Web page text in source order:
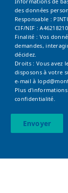
des données
Responsable :
CIF/NIF : A46218210
Finalité : Vos
demandes,
décidez.
Droits : Vous avez
disposons à votre
e-mail à
Plus
confidentialité.
Envoyer